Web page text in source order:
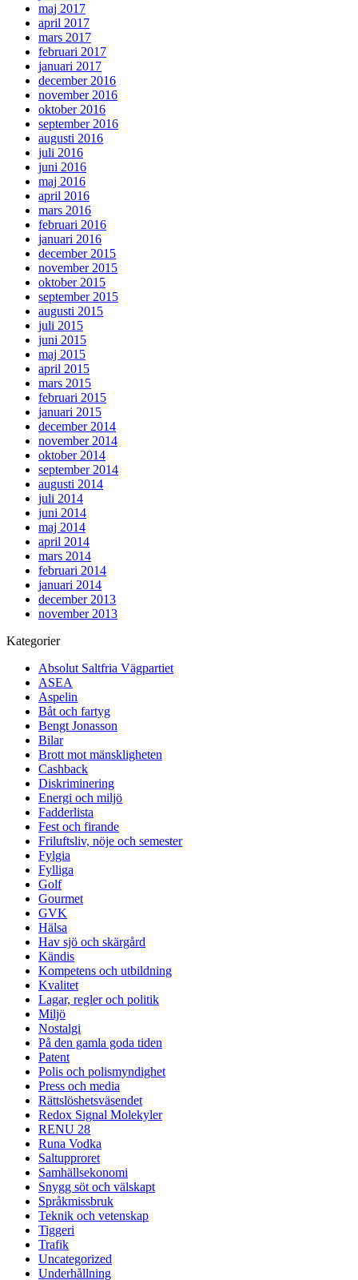
maj 2017
april 2017
mars 2017
februari 2017
januari 2017
december 2016
november 2016
oktober 2016
september 2016
augusti 2016
juli 2016
juni 2016
maj 2016
april 2016
mars 2016
februari 2016
januari 2016
december 2015
november 2015
oktober 2015
september 2015
augusti 2015
juli 2015
juni 2015
maj 2015
april 2015
mars 2015
februari 2015
januari 2015
december 2014
november 2014
oktober 2014
september 2014
augusti 2014
juli 2014
juni 2014
maj 2014
april 2014
mars 2014
februari 2014
januari 2014
december 2013
november 2013
Kategorier
Absolut Saltfria Vägpartiet
ASEA
Aspelin
Båt och fartyg
Bengt Jonasson
Bilar
Brott mot mänskligheten
Cashback
Diskriminering
Energi och miljö
Fadderlista
Fest och firande
Friluftsliv, nöje och semester
Fylgia
Fylliga
Golf
Gourmet
GVK
Hälsa
Hav sjö och skärgård
Kändis
Kompetens och utbildning
Kvalitet
Lagar, regler och politik
Miljö
Nostalgi
På den gamla goda tiden
Patent
Polis och polismyndighet
Press och media
Rättslöshetsväsendet
Redox Signal Molekyler
RENU 28
Runa Vodka
Saltupproret
Samhällsekonomi
Snygg söt och välskapt
Språkmissbruk
Teknik och vetenskap
Tiggeri
Trafik
Uncategorized
Underhållning